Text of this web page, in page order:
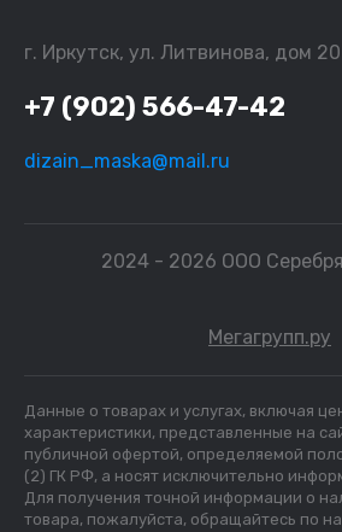
г. Иркутск, ул. Литвинова, дом 20
+7 (902) 566-47-42
dizain_maska@mail.ru
2024 - 2026 ООО
Мегагрупп.ру
Данные о товарах и услугах, включая
характеристики, представленные на
публичной офертой, определяемой
(2) ГК РФ, а носят исключительно
Для получения точной информации о
товара, пожалуйста, обращайтесь по